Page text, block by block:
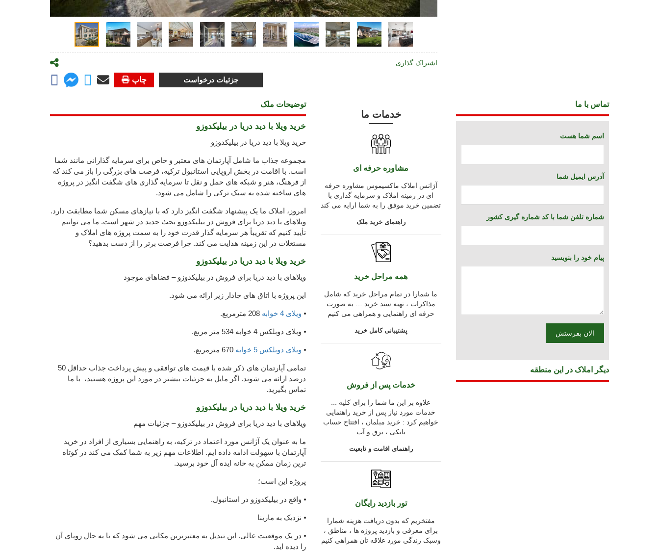
اشتراک گذاری
چاپ جزئیات درخواست
توضیحات ملک
خرید ویلا با دید دریا در بیلیکدوزو
خرید ویلا با دید دریا در بیلیکدوزو
مجموعه جذاب ما شامل آپارتمان های معتبر و خاص برای سرمایه گذارانی مانند شما
است. با اقامت در بخش اروپایی استانبول ترکیه، فرصت های بزرگی را باز می کند که
از فرهنگ، هنر و شبکه های حمل و نقل تا سرمایه گذاری های شگفت انگیز در پروژه
های ساخته شده به سبک ترکی را شامل می شود.
امروز، املاک ما یک پیشنهاد شگفت انگیز دارد که با نیازهای مسکن شما مطابقت دارد.
ویلاهای با دید دریا برای فروش در بیلیکدوزو بحث جدید در شهر است. ما می توانیم
تأیید کنیم که تقریباً هر سرمایه گذار قدرت خود را به سمت پروژه های املاک و
مستغلات در این زمینه هدایت می کند. چرا فرصت برتر را از دست بدهید؟
خرید ویلا با دید دریا در بیلیکدوزو
ویلاهای با دید دریا برای فروش در بیلیکدوزو – فضاهای موجود
این پروژه با اتاق های جادار زیر ارائه می شود.
⦁ ویلای 4 خوابه 208 مترمربع.
⦁ ویلای دوبلکس 4 خوابه 534 متر مربع.
⦁ ویلای دوبلکس 5 خوابه 670 مترمربع.
تمامی آپارتمان های ذکر شده با قیمت های توافقی و پیش پرداخت جذاب حداقل 50
درصد ارائه می شوند. اگر مایل به جزئیات بیشتر در مورد این پروژه هستید، با ما
تماس بگیرید.
خرید ویلا با دید دریا در بیلیکدوزو
ویلاهای با دید دریا برای فروش در بیلیکدوزو – جزئیات مهم
ما به عنوان یک آژانس مورد اعتماد در ترکیه، به راهنمایی بسیاری از افراد در خرید
آپارتمان با سهولت ادامه داده ایم. اطلاعات مهم زیر به شما کمک می کند در کوتاه
ترین زمان ممکن به خانه ایده آل خود برسید.
پروژه این است؛
⦁ واقع در بیلیکدوزو در استانبول.
⦁ نزدیک به مارینا
⦁ در یک موقعیت عالی. این تبدیل به معتبرترین مکانی می شود که تا به حال رویای آن
را دیده اید.
خدمات ما
مشاوره حرفه ای
آژانس املاک ماکسیموس مشاوره حرفه
ای در زمینه املاک و سرمایه گذاری با
تضمین خرید موفق را به شما ارایه می کند
راهنمای خرید ملک
همه مراحل خرید
ما شمارا در تمام مراحل خرید که شامل
مذاکرات ، تهیه سند خرید … به صورت
حرفه ای راهنمایی و همراهی می کنیم
پشتیبانی کامل خرید
خدمات پس از فروش
خدمات مورد نیاز پس از خرید راهنمایی
خواهیم کرد : خرید مبلمان ، افتتاح حساب
بانکی ، برق و آب
راهنمای اقامت و تابعیت
تور بازدید رایگان
مفتخریم که بدون دریافت هزینه شمارا
برای معرفی و بازدید پروژه ها ، مناطق ،
وسبک زندگی مورد علاقه تان همراهی کنیم
تماس با ما
اسم شما هست
آدرس ایمیل شما
شماره تلفن شما با کد شماره گیری کشور
پیام خود را بنویسید
دیگر املاک در این منطقه